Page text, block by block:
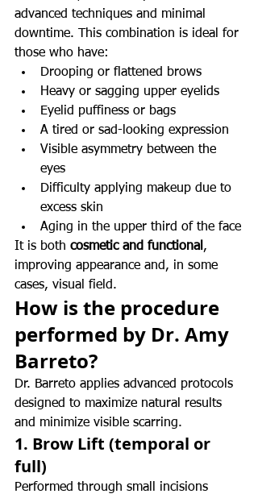
advanced techniques and minimal
downtime. This combination is ideal for
those who have:
Drooping or flattened brows
Heavy or sagging upper eyelids
Eyelid puffiness or bags
A tired or sad-looking expression
Visible asymmetry between the
eyes
Difficulty applying makeup due to
excess skin
Aging in the upper third of the face
It is both cosmetic and functional ,
improving appearance and, in some
cases, visual field.
How is the procedure
performed by Dr. Amy
Barreto?
Dr. Barreto applies advanced protocols
designed to maximize natural results
and minimize visible scarring.
1. Brow Lift (temporal or
full)
Performed through small incisions